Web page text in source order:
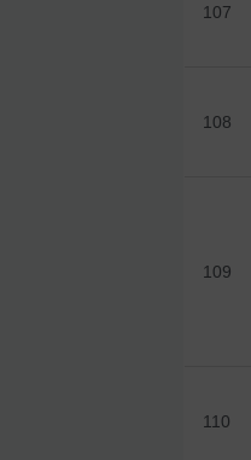
107
108
109
110